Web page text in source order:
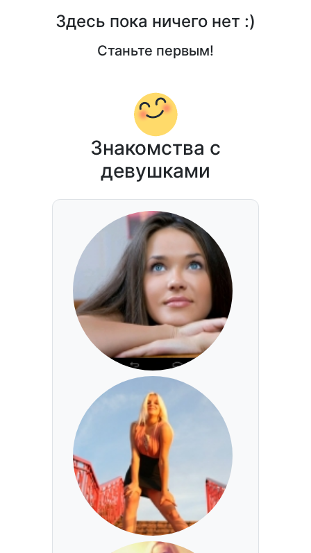
Здесь пока ничего нет :)
Станьте первым!
Знакомства с
девушками